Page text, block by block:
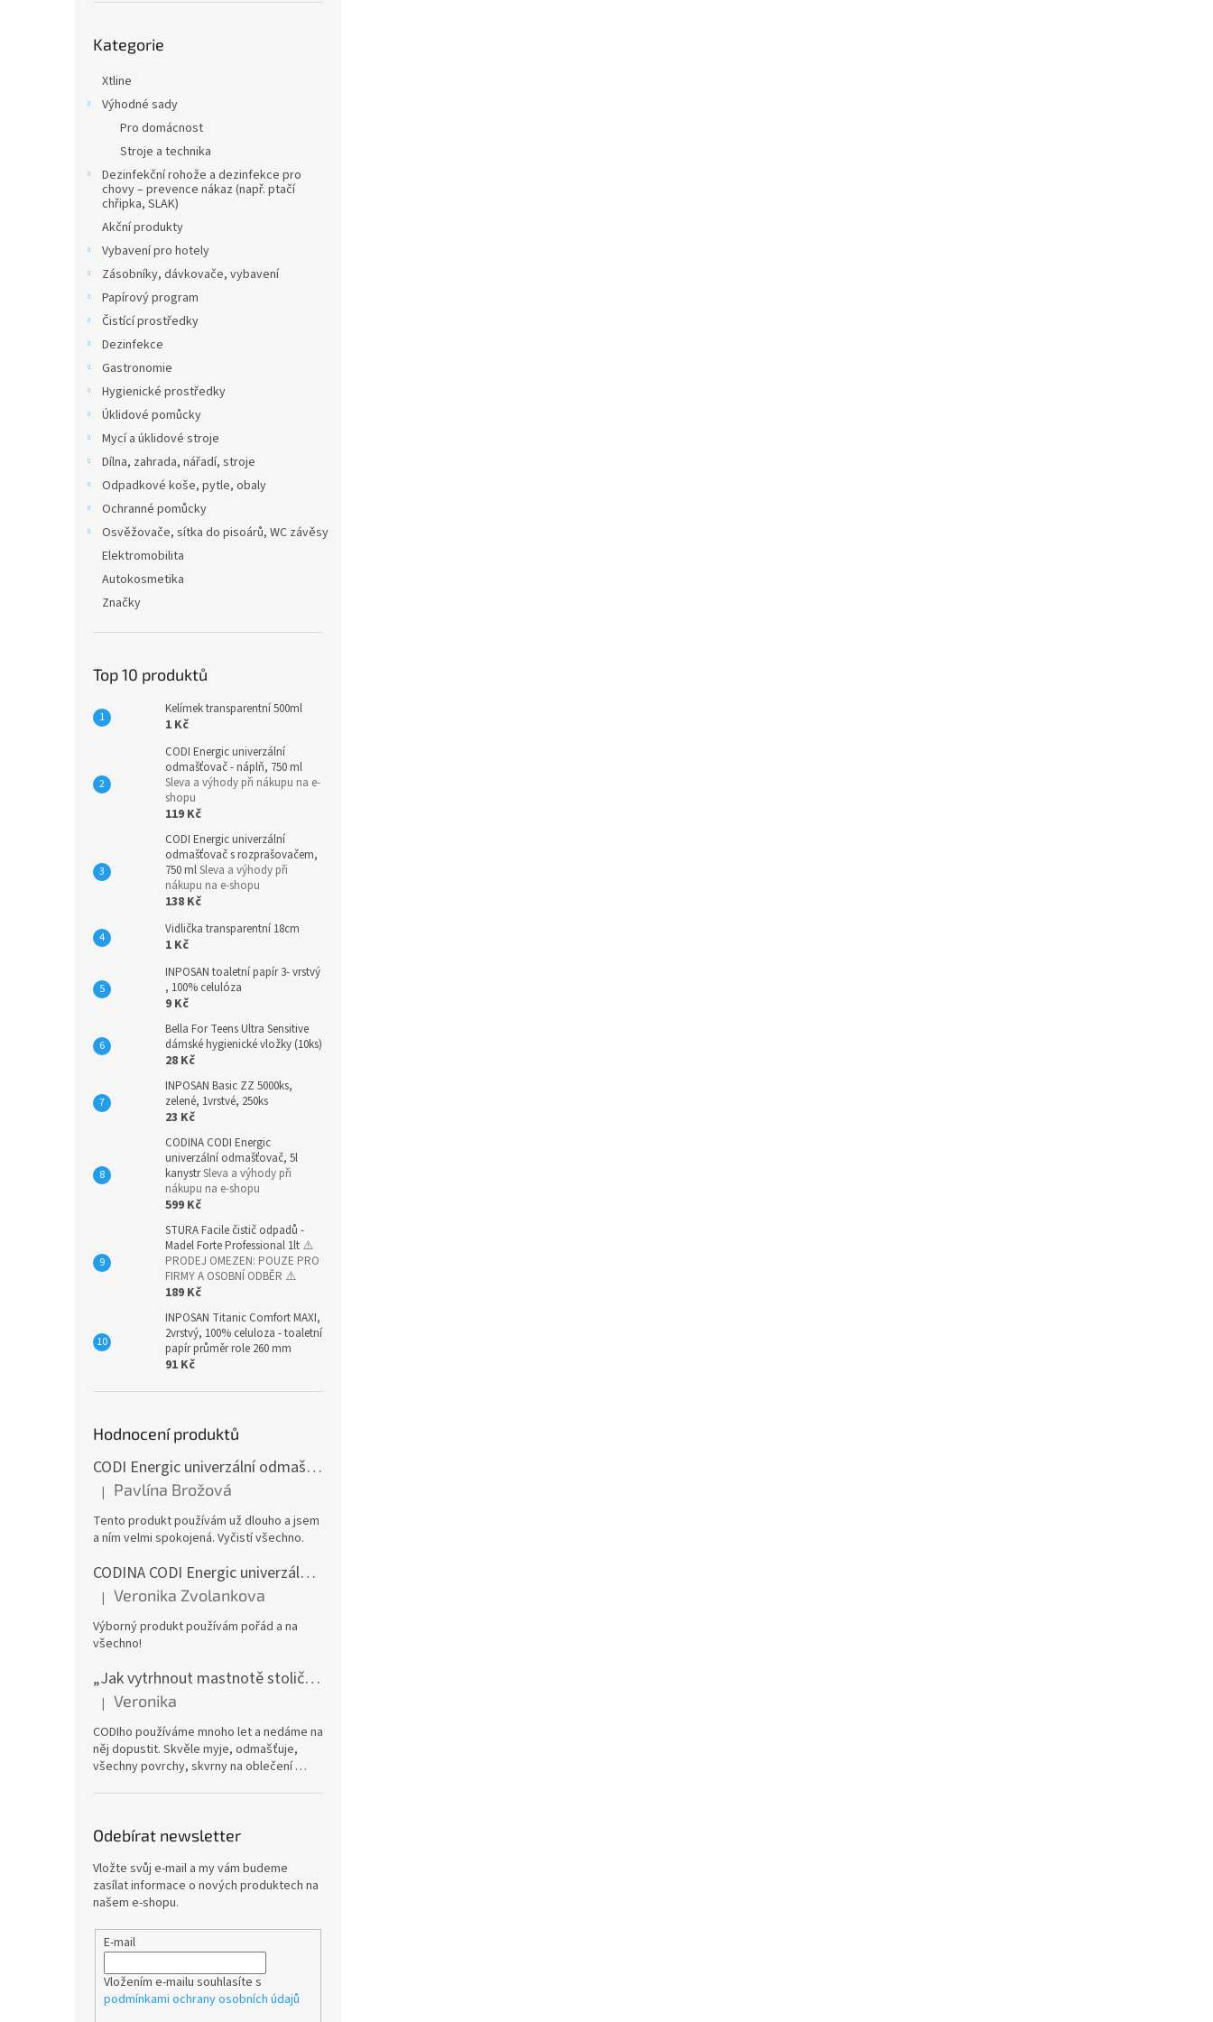
kategorie
Kategorie
Xtline
Výhodné sady
Pro domácnost
Stroje a technika
Dezinfekční rohože a dezinfekce pro
chovy – prevence nákaz (např. ptačí
chřipka, SLAK)
Akční produkty
Vybavení pro hotely
Zásobníky, dávkovače, vybavení
Papírový program
Čistící prostředky
Dezinfekce
Gastronomie
Hygienické prostředky
Úklidové pomůcky
Mycí a úklidové stroje
Dílna, zahrada, nářadí, stroje
Odpadkové koše, pytle, obaly
Ochranné pomůcky
Osvěžovače, sítka do pisoárů, WC závěsy
Elektromobilita
Autokosmetika
Značky
Top 10 produktů
Kelímek transparentní 500ml
1 Kč
CODI Energic univerzální
odmašťovač - náplň, 750 ml
Sleva a výhody při nákupu na e-
shopu
119 Kč
CODI Energic univerzální
odmašťovač s rozprašovačem,
750 mlSleva a výhody při
nákupu na e-shopu
138 Kč
Vidlička transparentní 18cm
1 Kč
INPOSAN toaletní papír 3- vrstvý
, 100% celulóza
9 Kč
Bella For Teens Ultra Sensitive
dámské hygienické vložky (10ks)
28 Kč
INPOSAN Basic ZZ 5000ks,
zelené, 1vrstvé, 250ks
23 Kč
CODINA CODI Energic
univerzální odmašťovač, 5l
kanystrSleva a výhody při
nákupu na e-shopu
599 Kč
STURA Facile čistič odpadů -
Madel Forte Professional 1lt ⚠️
PRODEJ OMEZEN: POUZE PRO
FIRMY A OSOBNÍ ODBĚR ⚠️
189 Kč
INPOSAN Titanic Comfort MAXI,
2vrstvý, 100% celuloza - toaletní
papír průměr role 260 mm
91 Kč
Hodnocení produktů
CODI Energic univerzální odmašťovač s rozprašovačem, 750 ml
Hodnocení produktu je 5 z 5 hvězdiček.
| Pavlína Brožová
Tento produkt používám už dlouho a jsem
a ním velmi spokojená. Vyčistí všechno.
CODINA CODI Energic univerzální odmašťovač, 5l kanystr
Hodnocení produktu je 5 z 5 hvězdiček.
| Veronika Zvolankova
Výborný produkt používám pořád a na
všechno!
„Jak vytrhnout mastnotě stoličku“ – CODI Energic univerzální odmašťovač 750 ml (náplň), karton 12 ks | dlouhodobá zásoba
Hodnocení produktu je 5 z 5 hvězdiček.
| Veronika
CODIho používáme mnoho let a nedáme na
něj dopustit. Skvěle myje, odmašťuje,
všechny povrchy, skvrny na oblečení …
Odebírat newsletter
Vložte svůj e-mail a my vám budeme
zasílat informace o nových produktech na
našem e-shopu.
E-mail
Vložením e-mailu souhlasíte s
podmínkami ochrany osobních údajů